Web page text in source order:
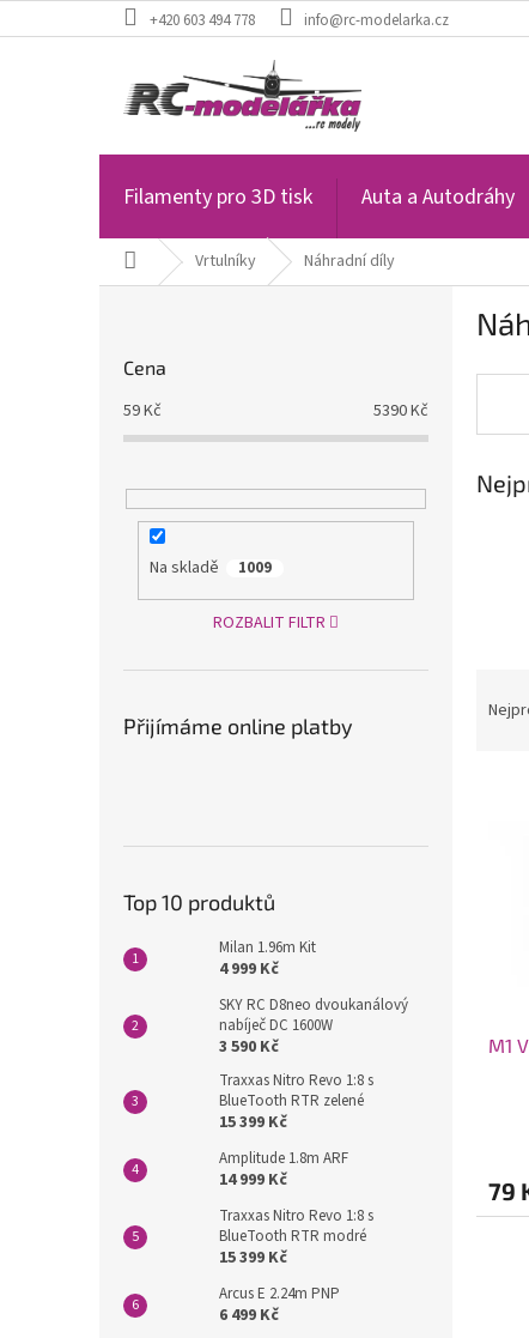
na
+420 603 494 778 info@rc-modelarka.cz
Filamenty pro 3D tisk Auta a Autodráhy
Domů Vrtulníky Náhradní díly
Cena
59Kč 5390Kč
Na skladě 1009
ROZBALIT FILTR
Přijímáme online platby
Top 10 produktů
Milan 1.96m Kit
4 999 Kč
SKY RC D8neo dvoukanálový
nabíječ DC 1600W
3 590 Kč
Traxxas Nitro Revo 1:8 s
BlueTooth RTR zelené
15 399 Kč
Amplitude 1.8m ARF
14 999 Kč
Traxxas Nitro Revo 1:8 s
BlueTooth RTR modré
15 399 Kč
Arcus E 2.24m PNP
6 499 Kč
M1
79